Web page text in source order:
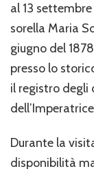
al 13
sorella Maria
giugno del
presso lo
il registro degli
Durante la
disponibilità